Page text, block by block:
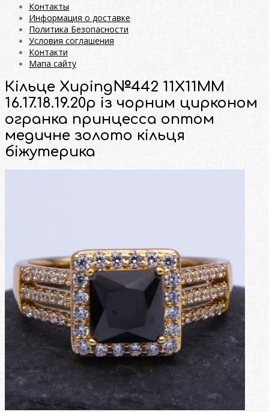
Контакты
Информация о доставке
Политика Безопасности
Условия соглашения
Контакти
Мапа сайту
Кільце Xuping№442 11Х11ММ
16.17.18.19.20р із чорним цирконом
огранка принцесса оптом
медичне золото кільця
біжутерика